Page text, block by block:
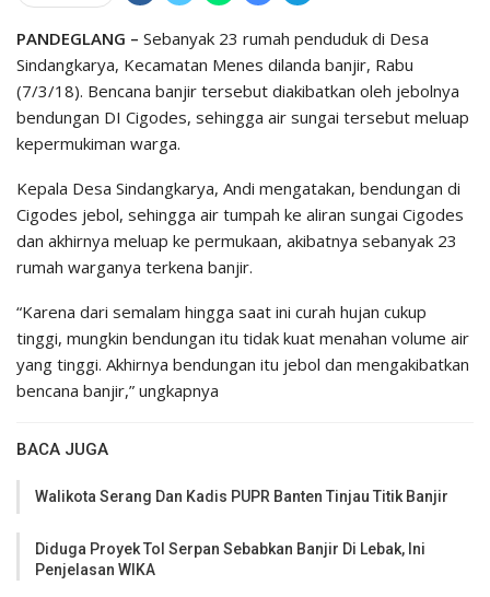
PANDEGLANG – Sebanyak 23 rumah penduduk di Desa
Sindangkarya, Kecamatan Menes dilanda banjir, Rabu
(7/3/18). Bencana banjir tersebut diakibatkan oleh jebolnya
bendungan DI Cigodes, sehingga air sungai tersebut meluap
kepermukiman warga.
Kepala Desa Sindangkarya, Andi mengatakan, bendungan di
Cigodes jebol, sehingga air tumpah ke aliran sungai Cigodes
dan akhirnya meluap ke permukaan, akibatnya sebanyak 23
rumah warganya terkena banjir.
“Karena dari semalam hingga saat ini curah hujan cukup
tinggi, mungkin bendungan itu tidak kuat menahan volume air
yang tinggi. Akhirnya bendungan itu jebol dan mengakibatkan
bencana banjir,” ungkapnya
BACA JUGA
Walikota Serang Dan Kadis PUPR Banten Tinjau Titik Banjir
Diduga Proyek Tol Serpan Sebabkan Banjir Di Lebak, Ini
Penjelasan WIKA